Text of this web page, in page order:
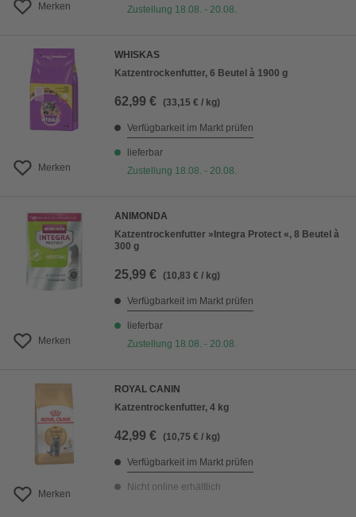
Merken
Zustellung 18.08. - 20.08.
Merken
WHISKAS
Katzentrockenfutter, 6 Beutel à 1900 g
62,99 € (33,15 € / kg)
Verfügbarkeit im Markt prüfen
lieferbar
Zustellung 18.08. - 20.08.
Merken
ANIMONDA
Katzentrockenfutter »Integra Protect «, 8 Beutel à
300 g
25,99 € (10,83 € / kg)
Verfügbarkeit im Markt prüfen
lieferbar
Zustellung 18.08. - 20.08.
Merken
ROYAL CANIN
Katzentrockenfutter, 4 kg
42,99 € (10,75 € / kg)
Verfügbarkeit im Markt prüfen
Nicht online erhältlich